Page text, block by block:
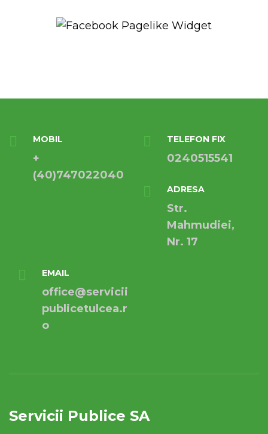
MOBIL
+
(40)747022040
TELEFON FIX
0240515541
ADRESA
Str.
Mahmudiei,
Nr. 17
EMAIL
office@servicii
publicetulcea.r
o
Servicii Publice SA